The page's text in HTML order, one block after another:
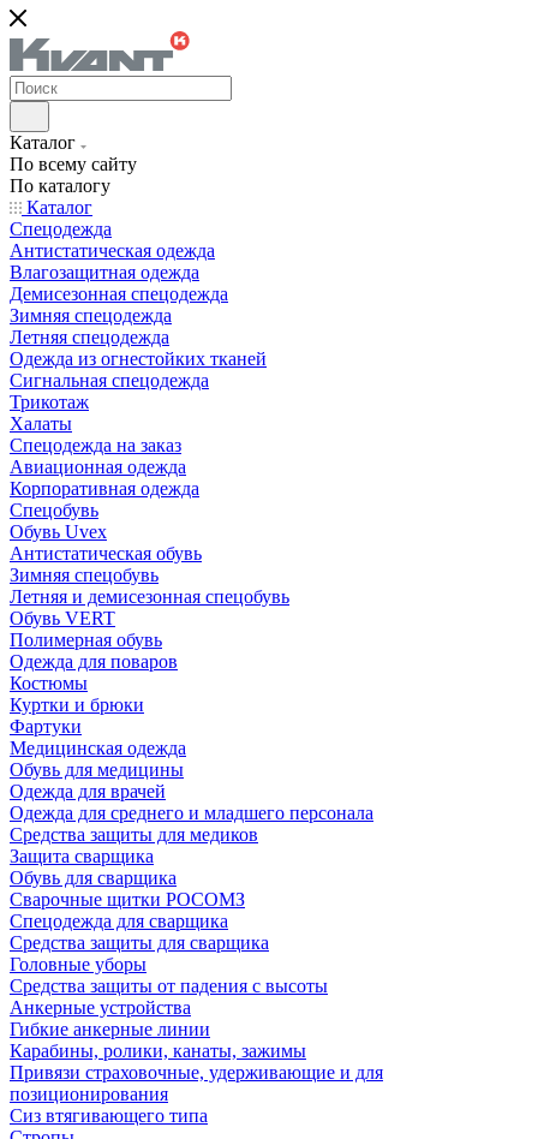
Каталог
По всему сайту
По каталогу
Каталог
Спецодежда
Антистатическая одежда
Влагозащитная одежда
Демисезонная спецодежда
Зимняя спецодежда
Летняя спецодежда
Одежда из огнестойких тканей
Сигнальная спецодежда
Трикотаж
Халаты
Спецодежда на заказ
Авиационная одежда
Корпоративная одежда
Спецобувь
Обувь Uvex
Антистатическая обувь
Зимняя спецобувь
Летняя и демисезонная спецобувь
Обувь VERT
Полимерная обувь
Одежда для поваров
Костюмы
Куртки и брюки
Фартуки
Медицинская одежда
Обувь для медицины
Одежда для врачей
Одежда для среднего и младшего персонала
Средства защиты для медиков
Защита сварщика
Обувь для сварщика
Сварочные щитки РОСОМЗ
Спецодежда для сварщика
Средства защиты для сварщика
Головные уборы
Средства защиты от падения с высоты
Анкерные устройства
Гибкие анкерные линии
Карабины, ролики, канаты, зажимы
Привязи страховочные, удерживающие и для
позиционирования
Сиз втягивающего типа